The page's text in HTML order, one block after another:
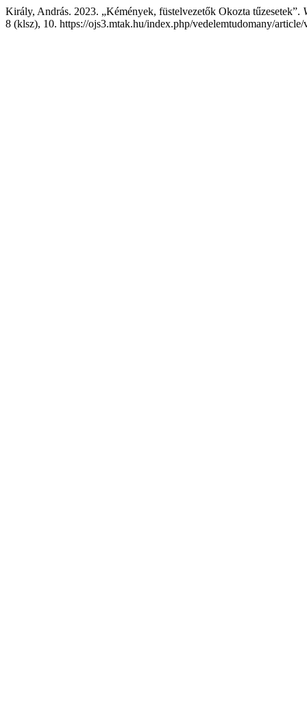
Király, András. 2023. „Kémények, füstelvezetők Okozta tűzesetek”.
8 (klsz), 10. https://ojs3.mtak.hu/index.php/vedelemtudomany/